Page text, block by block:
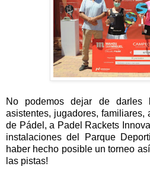
No podemos dejar de
asistentes, jugadores, familiares,
de Pádel, a Padel Rackets
instalaciones del Parque
haber hecho posible un torneo
las pistas!